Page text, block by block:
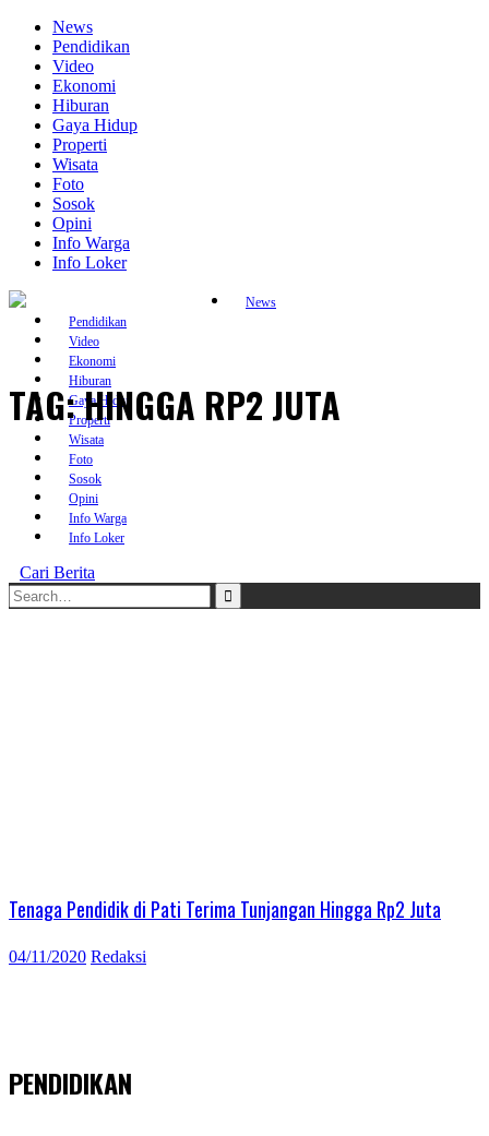
Skip
content
News
Pendidikan
Video
Ekonomi
Hiburan
Gaya Hidup
Properti
Wisata
Foto
Sosok
Opini
Info Warga
Info Loker
News
Pendidikan
Video
Ekonomi
Hiburan
Gaya Hidup
Properti
Wisata
Foto
Sosok
Opini
Info Warga
Info Loker
Cari Berita
Search
for:
TAG:HINGGA RP2 JUTA
Tenaga Pendidik di Pati Terima Tunjangan Hingga Rp2 Juta
04/11/2020 Redaksi
PENDIDIKAN